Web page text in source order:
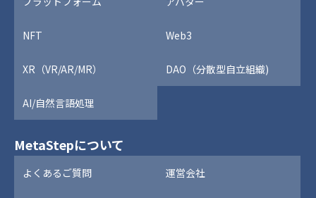
NFT Web3
XR（VR/AR/MR） DAO（分散型自立組織)
AI/自然言語処理
MetaStepについて
よくあるご質問 運営会社